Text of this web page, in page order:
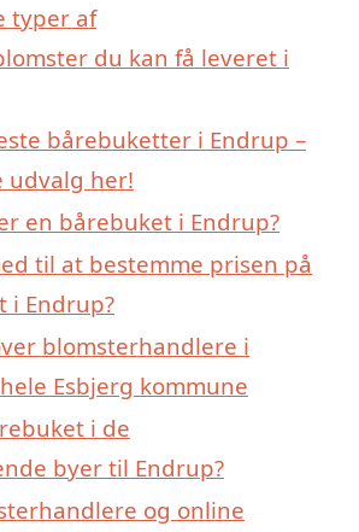
typer af
du kan få leveret i
bårebuketter i Endrup –
udvalg her!
en bårebuket i Endrup?
til at bestemme prisen på
i Endrup?
blomsterhandlere i
Esbjerg kommune
i de
byer til Endrup?
og online